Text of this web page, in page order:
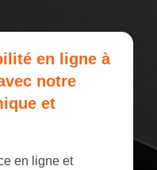
en ligne à
notre
et
en ligne et